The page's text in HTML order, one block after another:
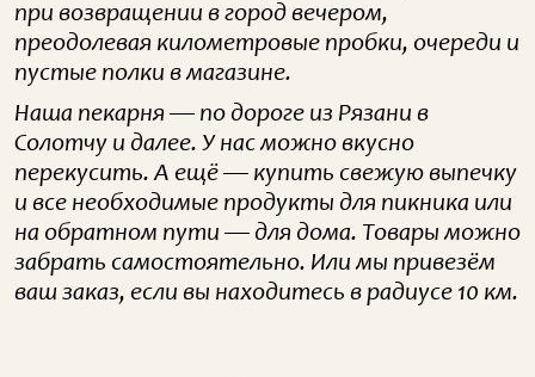
при возвращении в город вечером,
преодолевая километровые пробки, очереди и
пустые полки в магазине.
Наша пекарня — по дороге из Рязани в
Солотчу и далее. У нас можно вкусно
перекусить. А ещё — купить свежую выпечку
и все необходимые продукты для пикника или
на обратном пути — для дома. Товары можно
забрать самостоятельно. Или мы привезём
ваш заказ, если вы находитесь в радиусе 10 км.